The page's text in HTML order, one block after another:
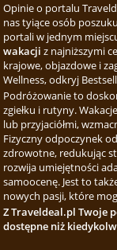
Opinie o portalu
nas tyiące osób
portali w jednym
wakacji z najniższymi
krajowe, objazdowe i
Wellness, odkryj
Podróżowanie to
zgiełku i rutyny.
lub przyjaciółmi,
Fizyczny odpoczynek
zdrowotne, redukując
rozwija umiejętności
samoocenę. Jest to
nowych pasji, które
Z Traveldeal.pl Twoje
dostępne niż